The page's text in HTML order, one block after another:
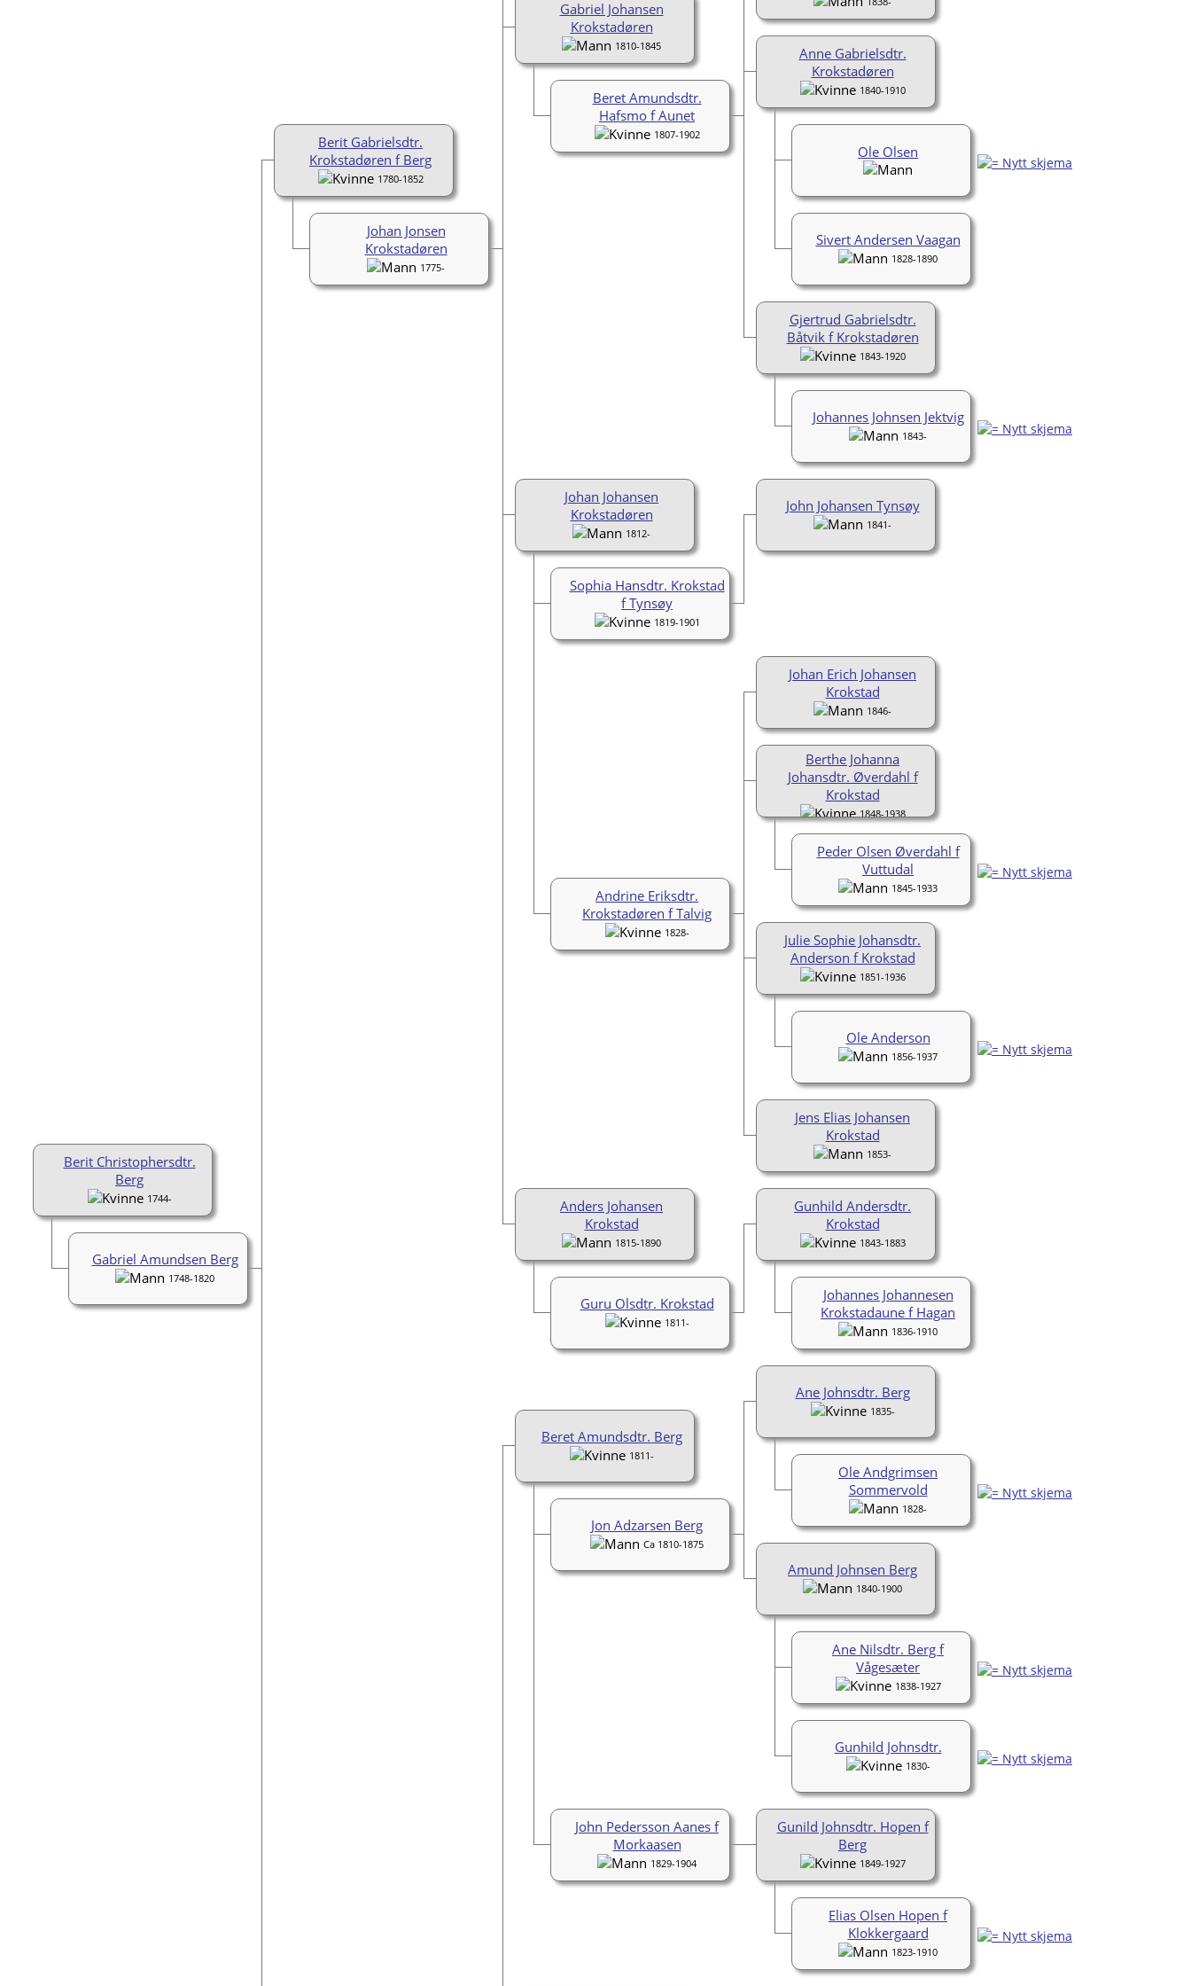
Anne Gabrielsdtr.
Krokstadøren
1840-1910
Ole Olsen
Sivert Andersen Vaagan
1828-1890
Gjertrud Gabrielsdtr.
Båtvik f Krokstadøren
1843-1920
Johannes Johnsen Jektvig
1843-
Gabriel Johansen
Krokstadøren
1810-1845
Beret Amundsdtr.
Hafsmo f Aunet
1807-1902
John Johansen Tynsøy
1841-
Johan Johansen
Krokstadøren
1812-
Sophia Hansdtr. Krokstad
f Tynsøy
1819-1901
Johan Erich Johansen
Krokstad
1846-
Berthe Johanna
Johansdtr. Øverdahl f
Krokstad
1848-1938
Peder Olsen Øverdahl f
Vuttudal
1845-1933
Julie Sophie Johansdtr.
Anderson f Krokstad
1851-1936
Ole Anderson
1856-1937
Jens Elias Johansen
Krokstad
1853-
Andrine Eriksdtr.
Krokstadøren f Talvig
1828-
Gunhild Andersdtr.
Krokstad
1843-1883
Johannes Johannesen
Krokstadaune f Hagan
1836-1910
Anders Johansen
Krokstad
1815-1890
Guru Olsdtr. Krokstad
1811-
Berit Gabrielsdtr.
Krokstadøren f Berg
1780-1852
Johan Jonsen
Krokstadøren
1775-
Ane Johnsdtr. Berg
1835-
Ole Andgrimsen
Sommervold
1828-
Amund Johnsen Berg
1840-1900
Ane Nilsdtr. Berg f
Vågesæter
1838-1927
Gunhild Johnsdtr.
1830-
Beret Amundsdtr. Berg
1811-
Jon Adzarsen Berg
Ca 1810-1875
Gunild Johnsdtr. Hopen f
Berg
1849-1927
Elias Olsen Hopen f
Klokkergaard
1823-1910
John Pedersson Aanes f
Morkaasen
1829-1904
Berit Christophersdtr.
Berg
1744-
Gabriel Amundsen Berg
1748-1820